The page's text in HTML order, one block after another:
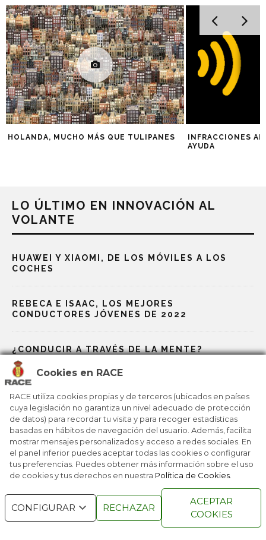
Cookies en RACE
RACE utiliza cookies propias y de terceros (ubicados en países
cuya legislación no garantiza un nivel adecuado de protección
de datos) para recordar tu visita y para recoger estadísticas
basadas en hábitos de navegación del usuario. Además, facilita
mostrar mensajes personalizados y acceso a redes sociales. En
el panel inferior puedes aceptar todas las cookies o configurar
tus preferencias. Puedes obtener más información sobre el uso
de cookies y tus derechos en nuestra Política de Cookies
CONFIGURAR RECHAZAR
ACEPTAR
COOKIES
HOLANDA, MUCHO MÁS QUE TULIPANES
INFRACCIONES
AYUDA
LO ÚLTIMO EN INNOVACIÓN AL
VOLANTE
HUAWEI Y XIAOMI, DE LOS MÓVILES A LOS
COCHES
REBECA E ISAAC, LOS MEJORES
CONDUCTORES JÓVENES DE 2022
¿CONDUCIR A TRAVÉS DE LA MENTE?
TIMBRES DE BICICLETAS PARA ALERTAR A
CONDUCTORES
¿A QUÉ HUELE UN COCHE NUEVO?
TODOS LOS DERECHOS
RESERVADOS